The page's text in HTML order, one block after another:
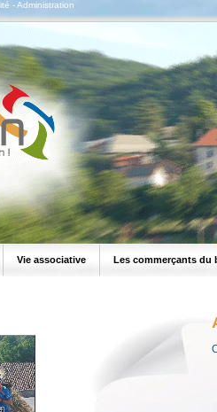
-Administration
Vie associative Les commerçants du